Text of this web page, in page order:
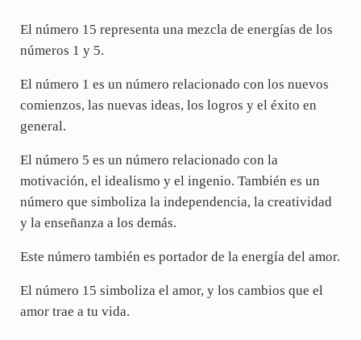
El número 15 representa una mezcla de energías de los
números 1 y 5.
El número 1 es un número relacionado con los nuevos
comienzos, las nuevas ideas, los logros y el éxito en
general.
El número 5 es un número relacionado con la
motivación, el idealismo y el ingenio. También es un
número que simboliza la independencia, la creatividad
y la enseñanza a los demás.
Este número también es portador de la energía del amor.
El número 15 simboliza el amor, y los cambios que el
amor trae a tu vida.